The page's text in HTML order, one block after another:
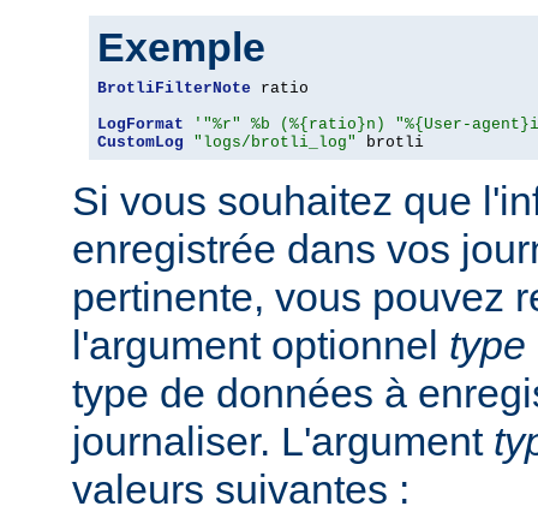
Exemple
BrotliFilterNote ratio
LogFormat
'"%r" %b (%{ratio}n) "%{User-
CustomLog
"logs/brotli_log" brotli
Si vous souhaitez que
enregistrée dans vos
pertinente, vous pouvez
l'argument optionnel type
type de données à
journaliser. L'argument
valeurs suivantes :